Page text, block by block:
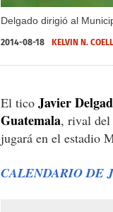
Delgado dirigió al
2014-08-18 KELVIN N.
El tico Javier
Guatemala, rival del
jugará en el estadio
CALENDARIO DE